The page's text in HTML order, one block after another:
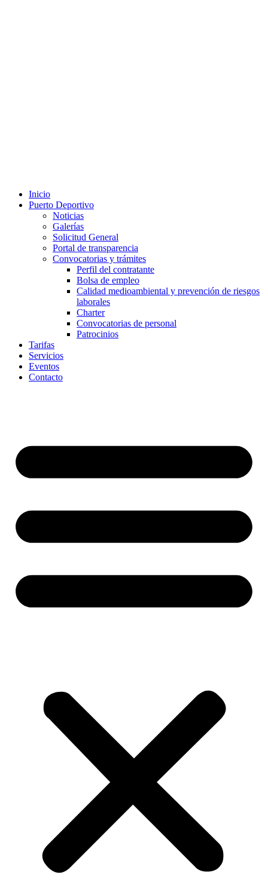
Inicio
Puerto Deportivo
Noticias
Galerías
Solicitud General
Portal de transparencia
Convocatorias y trámites
Perfil del contratante
Bolsa de empleo
Calidad medioambiental y prevención de riesgos
laborales
Charter
Convocatorias de personal
Patrocinios
Tarifas
Servicios
Eventos
Contacto